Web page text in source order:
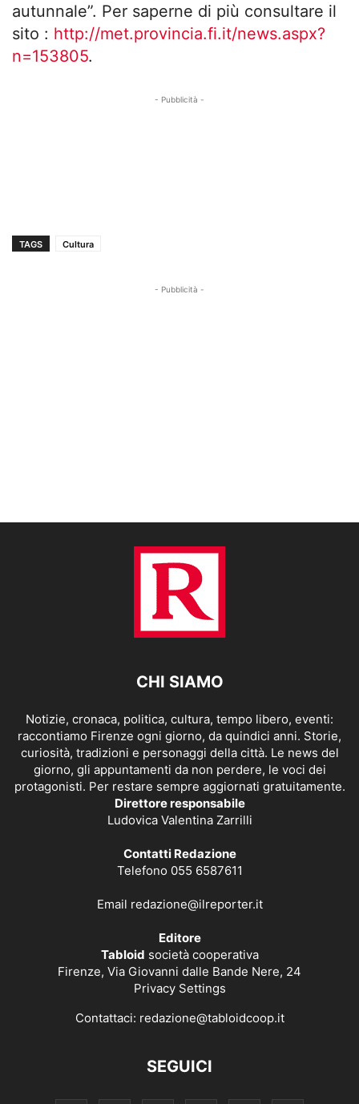
autunnale”. Per saperne di più consultare il
sito : http://met.provincia.fi.it/news.aspx?
n=153805.
- Pubblicità -
TAGS Cultura
- Pubblicità -
CHI SIAMO
Notizie, cronaca, politica, cultura, tempo libero, eventi:
raccontiamo Firenze ogni giorno, da quindici anni. Storie,
curiosità, tradizioni e personaggi della città. Le news del
giorno, gli appuntamenti da non perdere, le voci dei
protagonisti. Per restare sempre aggiornati gratuitamente.
Direttore responsabile
Ludovica Valentina Zarrilli
Contatti Redazione
Telefono 055 6587611
Email redazione@ilreporter.it
Editore
Tabloid società cooperativa
Firenze, Via Giovanni dalle Bande Nere, 24
Privacy Settings
Contattaci: redazione@tabloidcoop.it
SEGUICI